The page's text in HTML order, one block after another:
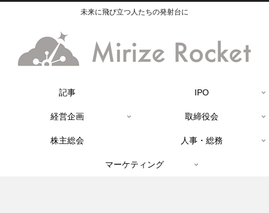
未来に飛び立つ人たちの発射台に
記事 IPO
経営企画 取締役会
株主総会 人事・総務
マーケティング